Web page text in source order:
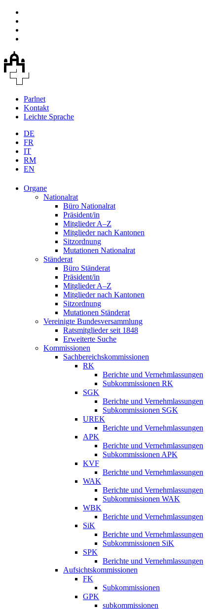
Parlnet
Kontakt
Leichte Sprache
DE
FR
IT
RM
EN
Organe
Nationalrat
Büro Nationalrat
Präsident/in
Mitglieder A–Z
Mitglieder nach Kantonen
Sitzordnung
Mutationen Nationalrat
Ständerat
Büro Ständerat
Präsident/in
Mitglieder A–Z
Mitglieder nach Kantonen
Sitzordnung
Mutationen Ständerat
Vereinigte Bundesversammlung
Ratsmitglieder seit 1848
Erweiterte Suche
Kommissionen
Sachbereichskommissionen
RK
Berichte und Vernehmlassungen
Subkommissionen RK
SGK
Berichte und Vernehmlassungen
Subkommissionen SGK
UREK
Berichte und Vernehmlassungen
APK
Berichte und Vernehmlassungen
Subkommissionen APK
KVF
Berichte und Vernehmlassungen
WAK
Berichte und Vernehmlassungen
Subkommissionen WAK
WBK
Berichte und Vernehmlassungen
SiK
Berichte und Vernehmlassungen
Subkommissionen SiK
SPK
Berichte und Vernehmlassungen
Aufsichtskommissionen
FK
Subkommissionen
GPK
subkommissionen